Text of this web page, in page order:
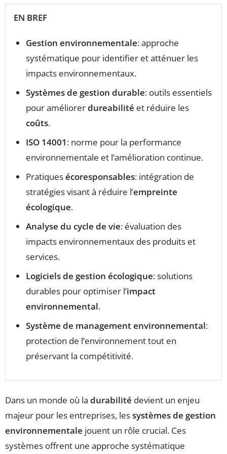
EN BREF
Gestion environnementale: approche
systématique pour identifier et atténuer les
impacts environnementaux.
Systèmes de gestion durable: outils essentiels
pour améliorerdureabilité et réduire les
coûts.
ISO 14001: norme pour la performance
environnementale et l’amélioration continue.
Pratiquesécoresponsables: intégration de
stratégies visant à réduire l’empreinte
écologique.
Analyse du cycle de vie: évaluation des
impacts environnementaux des produits et
services.
Logiciels de gestion écologique: solutions
durables pour optimiser l’impact
environnemental.
Système de management environnemental:
protection de l’environnement tout en
préservant la compétitivité.
Dans un monde où la durabilité devient un enjeu
majeur pour les entreprises, lessystèmes de gestion
environnementale jouent un rôle crucial. Ces
systèmes offrent une approche systématique